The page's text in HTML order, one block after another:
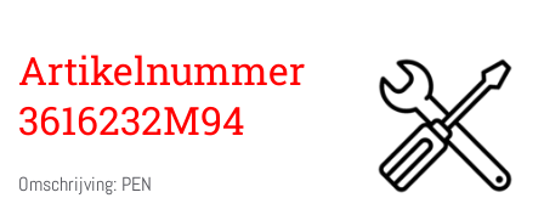
Artikelnummer
3616232M94
Omschrijving: PEN